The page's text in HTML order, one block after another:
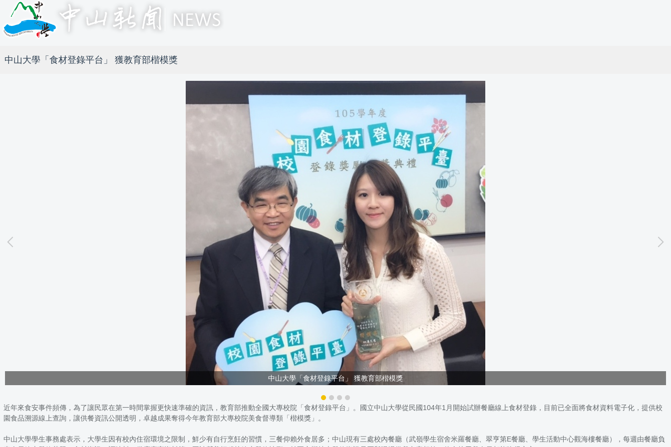
中山大學「食材登錄平台」 獲教育部楷模獎
中山大學「食材登錄平台」 獲教育部楷模獎
近年來食安事件頻傳，為了讓民眾在第一時間掌握更快速準確的資訊，教育部推動全國大專校院「食材登錄平台」。國立中山大學從民國104年1月開始試辦餐廳線上食材登錄，目前已全面將食材資料電子化，提供校
園食品溯源線上查詢，讓供餐資訊公開透明，卓越成果奪得今年教育部大專校院美食督導類「楷模獎」。
中山大學學生事務處表示，大學生因有校內住宿環境之限制，鮮少有自行烹飪的習慣，三餐仰賴外食居多；中山現有三處校內餐廳（武嶺學生宿舍米羅餐廳、翠亨第E餐廳、學生活動中心觀海樓餐廳），每週由餐廳負